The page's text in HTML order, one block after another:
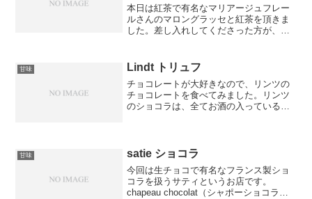
本日は紅茶で有名なマリアージュフレー
ルさんのマロングラッセと紅茶を頂きま
した。差し入れしてくださった方が、マ
た。シャンデルナゴールという紅茶でグ
ローブ、カルダモン、ジンジ...
甘味 Lindt トリュフ
チョコレートが大好きなので、リンツの
チョコレートを食べてみました。リンツ
のショコラは、全てお酒の入っているの
ワイト、コニャックの8種...
甘味 satie ショコラ
今回は生チョコで有名なフランス製ショ
コラを扱うサティというお店です。
chapeau chocolat（シャポーショコラ）